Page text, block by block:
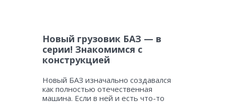
Новый грузовик БАЗ — в
серии! Знакомимся с
конструкцией
Новый БАЗ изначально создавался
как полностью отечественная
машина. Если в ней и есть что-то